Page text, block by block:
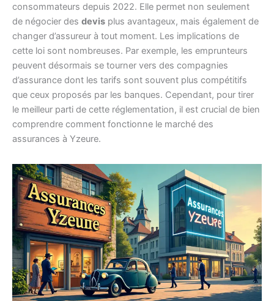
consommateurs depuis 2022. Elle permet non seulement
de négocier des devis plus avantageux, mais également de
changer d’assureur à tout moment. Les implications de
cette loi sont nombreuses. Par exemple, les emprunteurs
peuvent désormais se tourner vers des compagnies
d’assurance dont les tarifs sont souvent plus compétitifs
que ceux proposés par les banques. Cependant, pour tirer
le meilleur parti de cette réglementation, il est crucial de bien
comprendre comment fonctionne le marché des
assurances à Yzeure.